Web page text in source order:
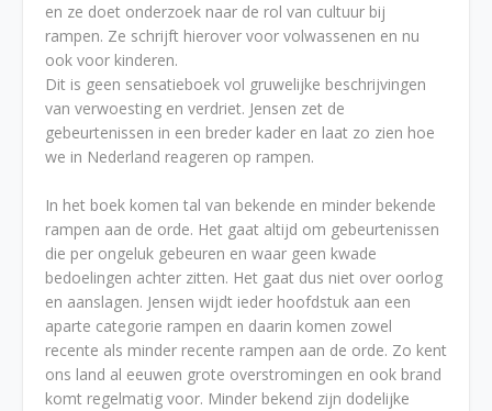
en ze doet onderzoek naar de rol van cultuur bij
rampen. Ze schrijft hierover voor volwassenen en nu
ook voor kinderen.
Dit is geen sensatieboek vol gruwelijke beschrijvingen
van verwoesting en verdriet. Jensen zet de
gebeurtenissen in een breder kader en laat zo zien hoe
we in Nederland reageren op rampen.
In het boek komen tal van bekende en minder bekende
rampen aan de orde. Het gaat altijd om gebeurtenissen
die per ongeluk gebeuren en waar geen kwade
bedoelingen achter zitten. Het gaat dus niet over oorlog
en aanslagen. Jensen wijdt ieder hoofdstuk aan een
aparte categorie rampen en daarin komen zowel
recente als minder recente rampen aan de orde. Zo kent
ons land al eeuwen grote overstromingen en ook brand
komt regelmatig voor. Minder bekend zijn dodelijke